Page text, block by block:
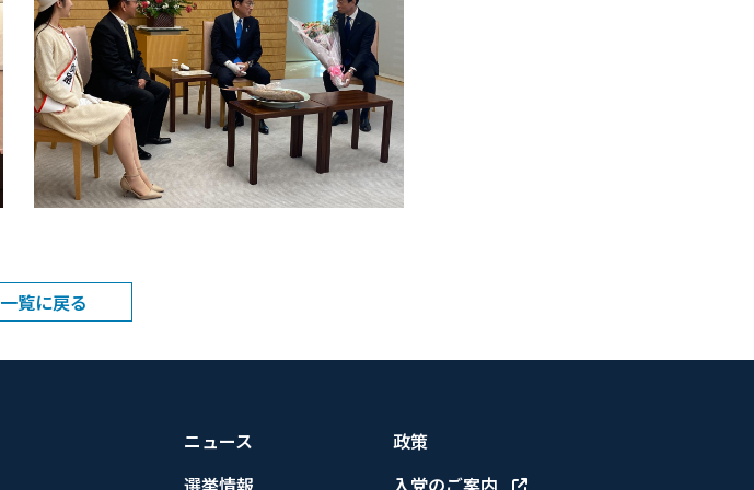
一覧に戻る
ニュース
選挙情報
政策
入党のご案内